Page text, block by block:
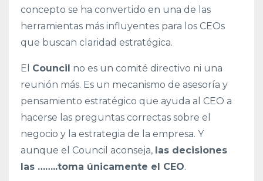
concepto se ha convertido en una de las
herramientas más influyentes para los CEOs
que buscan claridad estratégica.
El Council no es un comité directivo ni una
reunión más. Es un mecanismo de asesoría y
pensamiento estratégico que ayuda al CEO a
hacerse las preguntas correctas sobre el
negocio y la estrategia de la empresa. Y
aunque el Council aconseja, las decisiones
las ……..toma únicamente el CEO.